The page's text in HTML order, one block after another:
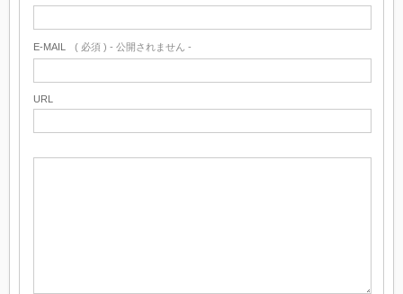
E-MAIL ( 必須 ) - 公開されません -
URL